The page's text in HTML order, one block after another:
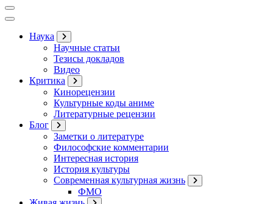
Наука
Научные статьи
Тезисы докладов
Видео
Критика
Кинорецензии
Культурные коды аниме
Литературные рецензии
Блог
Заметки о литературе
Философские комментарии
Интересная история
История культуры
Современная культурная жизнь
ФМО